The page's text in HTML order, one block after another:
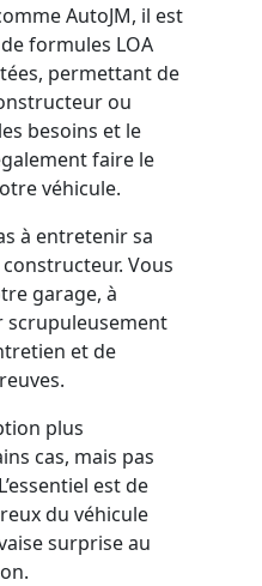
AutoJM, il est
formules LOA
permettant de
ou
besoins et le
faire le
véhicule.
à entretenir sa
Vous
garage, à
scrupuleusement
et de
plus
cas, mais pas
est de
du véhicule
surprise au